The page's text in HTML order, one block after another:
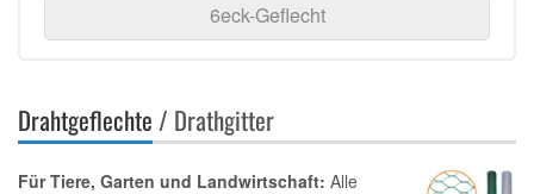
6eck-Geflecht
Drahtgeflechte / Drathgitter
Für Tiere, Garten und Landwirtschaft: Alle